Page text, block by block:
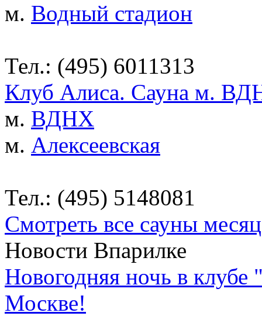
м. Водный стадион
Тел.: (495) 6011313
Клуб Алиса. Сауна м.
м. ВДНХ
м. Алексеевская
Тел.: (495) 5148081
Смотреть все сауны
Новости Впарилке
Новогодняя ночь в
Москве!